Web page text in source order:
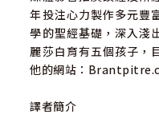
i）／美國天主教神學家
「在感恩聖祭中會晤
多麼絕妙動人的觀點！
年投注心力製作多元豐
學的聖經基礎，深入淺
麗莎白育有五個孩子，
他的網站：
譯者簡介